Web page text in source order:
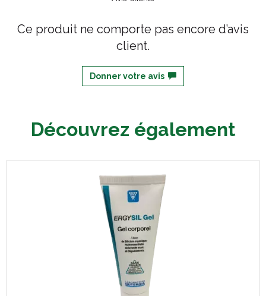
Ce produit ne comporte pas encore d’avis
client.
Donner votre avis
Découvrez également